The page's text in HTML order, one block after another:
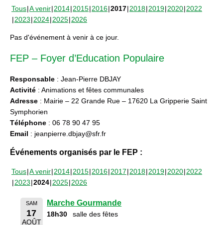
Tous A venir 2014 2015 2016 2017 2018 2019 2020 2022
2023 2024 2025 2026
Pas d'événement à venir à ce jour.
FEP – Foyer d’Education Populaire
Responsable : Jean-Pierre DBJAY
Activité : Animations et fêtes communales
Adresse : Mairie – 22 Grande Rue – 17620 La Gripperie Saint
Symphorien
Téléphone : 06 78 90 47 95
Email : jeanpierre.dbjay@sfr.fr
Événements organisés par le FEP :
Tous A venir 2014 2015 2016 2017 2018 2019 2020 2022
2023 2024 2025 2026
SAM
17
AOÛT
Marche Gourmande
18h30 salle des fêtes